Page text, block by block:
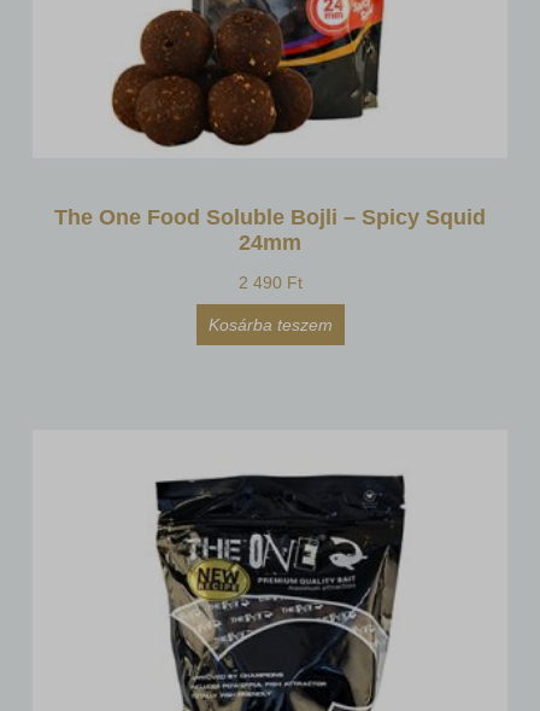
The One Food Soluble Bojli – Spicy Squid
24mm
2 490 Ft
Kosárba teszem